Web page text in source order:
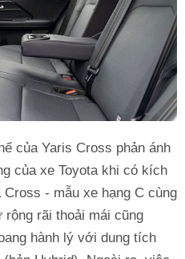
của Yaris Cross phản ánh
của xe Toyota khi có kích
- mẫu xe hạng C cùng
rộng rãi thoải mái cũng
hành lý với dung tích